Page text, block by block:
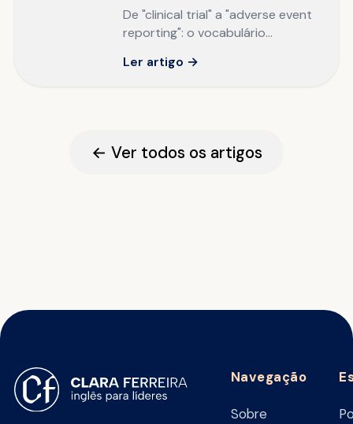
De "clinical trial" a "adverse event
reporting": o vocabulário
profissionais de multinacionais
Ler artigo →
← Ver todos os artigos
Navegação
Sobre